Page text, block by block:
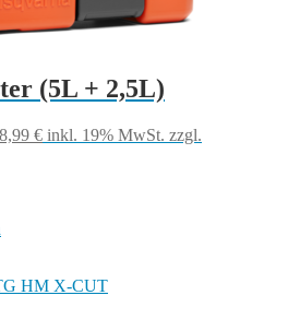
(5L + 2,5L)
€Aktueller
inkl. 19% MwSt. zzgl.